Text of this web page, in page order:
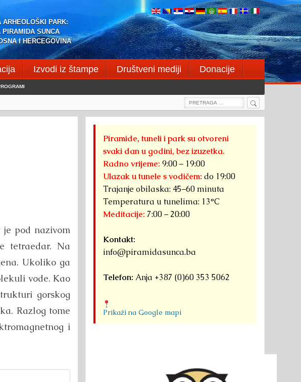
ARHEOLOŠKI PARK:
PIRAMIDA SUNCA
I HERCEGOVINA
Izvodi iz štampe Društveni mediji
Donacije
Search
Search
je pod nazivom
tetraedar. Na
Ukoliko ga
vode. Kao
gorskog
Razlog tome
i
Piramide, tuneli i park su otvoreni
svaki dan u godini, bez izuzetka.
Radno vrijeme: 9:00 – 19:00
Ulazak u tunele s vodičem: do 19:00
Trajanje obilaska: 45–60 minuta
Temperatura u tunelima: 13°C
Meditacije: 7:00 – 20:00
Kontakt:
info@piramidasunca.ba
Telefon: Anja +387 (0)60 353 5062
Prikaži na Google mapi